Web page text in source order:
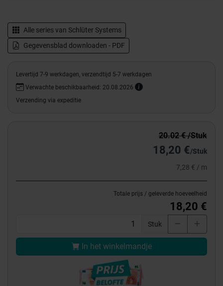
Alle series van Schlüter Systems
Gegevensblad downloaden - PDF
Levertijd 7-9 werkdagen, verzendtijd 5-7 werkdagen
Verwachte beschikbaarheid: 20.08.2026
Verzending via expeditie
20.02 € /Stuk
18,20 €/Stuk
7,28 € / m
Totale prijs / geleverde hoeveelheid
18,20 €
Stuk
In het winkelmandje